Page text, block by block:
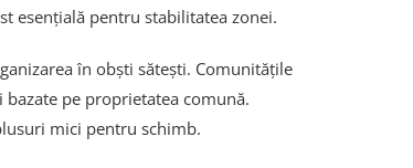
esențială pentru stabilitatea zonei.
în obști sătești. Comunitățile
pe proprietatea comună.
mici pentru schimb.